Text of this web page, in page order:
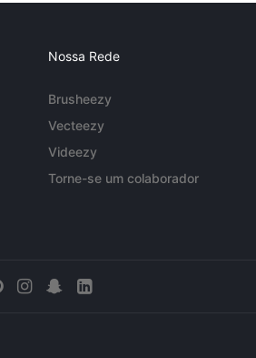
Nossa Rede
Brusheezy
Vecteezy
Videezy
Torne-se um colaborador